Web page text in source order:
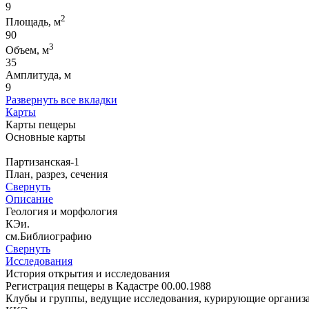
9
Площадь, м2
90
Объем, м3
35
Амплитуда, м
9
Развернуть все вкладки
Карты
Карты пещеры
Основные карты
Партизанская-1
План, разрез, сечения
Свернуть
Описание
Геология и морфология
КЭи.
см.Библиографию
Свернуть
Исследования
История открытия и исследования
Регистрация пещеры в Кадастре 00.00.1988
Клубы и группы, ведущие исследования, курирующие